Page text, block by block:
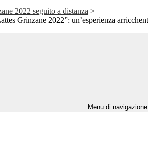
2022 seguito a distanza >
Grinzane 2022”: un’esperienza
Menu di navigazione